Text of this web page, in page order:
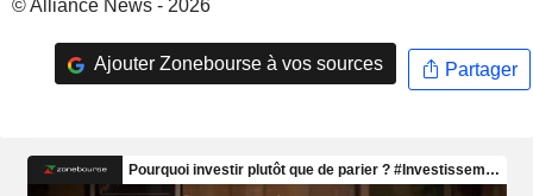
© Alliance News - 2026
Ajouter Zonebourse à vos sources Partager